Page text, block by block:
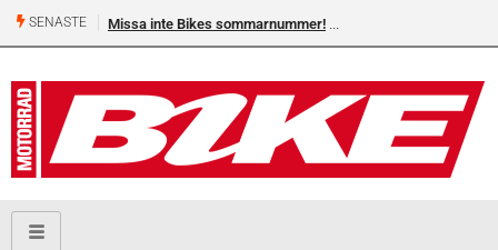
SENASTE Missa inte Bikes sommarnummer!